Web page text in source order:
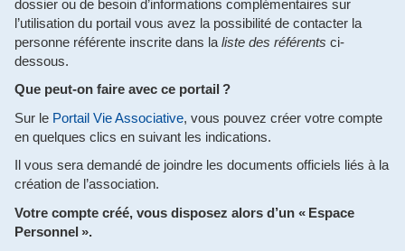
dossier ou de besoin d’informations complémentaires sur
l’utilisation du portail vous avez la possibilité de contacter la
personne référente inscrite dans la liste des référents ci-
dessous.
Que peut-on faire avec ce portail ?
Sur le Portail Vie Associative, vous pouvez créer votre compte
en quelques clics en suivant les indications.
Il vous sera demandé de joindre les documents officiels liés à la
création de l’association.
Votre compte créé, vous disposez alors d’un « Espace
Personnel ».